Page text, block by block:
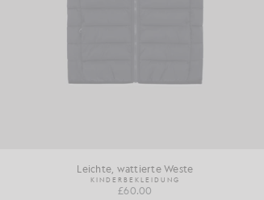
Leichte, wattierte Weste
KINDERBEKLEIDUNG
£60.00